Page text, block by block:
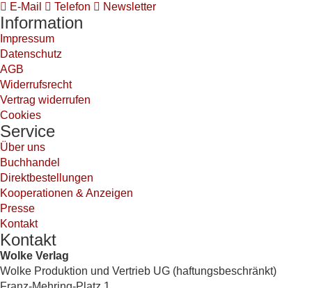
E-Mail Telefon Newsletter
Information
Impressum
Datenschutz
AGB
Widerrufsrecht
Vertrag widerrufen
Cookies
Service
Über uns
Buchhandel
Direktbestellungen
Kooperationen & Anzeigen
Presse
Kontakt
Kontakt
Wolke Verlag
Wolke Produktion und Vertrieb UG (haftungsbeschränkt)